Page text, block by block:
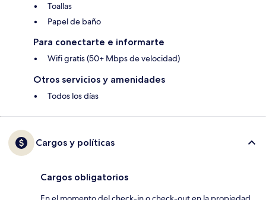
Toallas
Papel de baño
Para conectarte e informarte
Wifi gratis (50+ Mbps de velocidad)
Otros servicios y amenidades
Todos los días
Cargos y políticas
Cargos obligatorios